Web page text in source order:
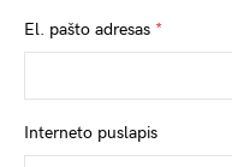
El. pašto adresas *
Interneto puslapis